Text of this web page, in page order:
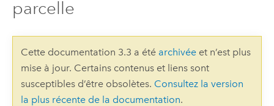
parcelle
Cette documentation 3.3 a été archivéeet n’est plus
mise à jour. Certains contenus et liens sont
susceptibles d’être obsolètes. Consultez la version
la plus récente de la documentation.